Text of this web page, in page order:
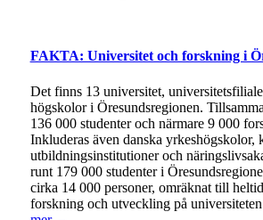
FAKTA: Universitet och forskning i
Det finns 13 universitet,
högskolor i Öresundsregionen.
136 000 studenter och närmare 9 000
Inkluderas även danska yrkeshögskolor,
utbildningsinstitutioner och
runt 179 000 studenter i
cirka 14 000 personer, omräknat till
forskning och utveckling på